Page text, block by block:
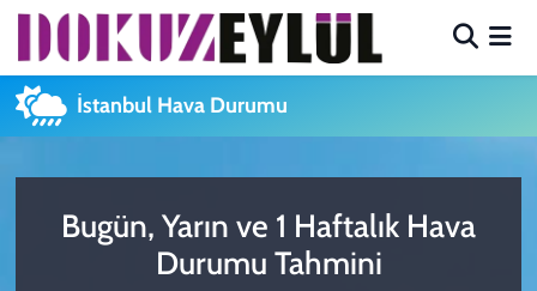
İstanbul Hava Durumu
Bugün, Yarın ve 1 Haftalık Hava
Durumu Tahmini
Hava Durumu
Süper Lig Puan Durumu ve Fikstür
Tüm Manşetler